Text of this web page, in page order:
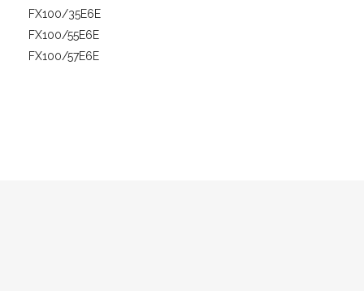
FX100/35E6E
FX100/55E6E
FX100/57E6E